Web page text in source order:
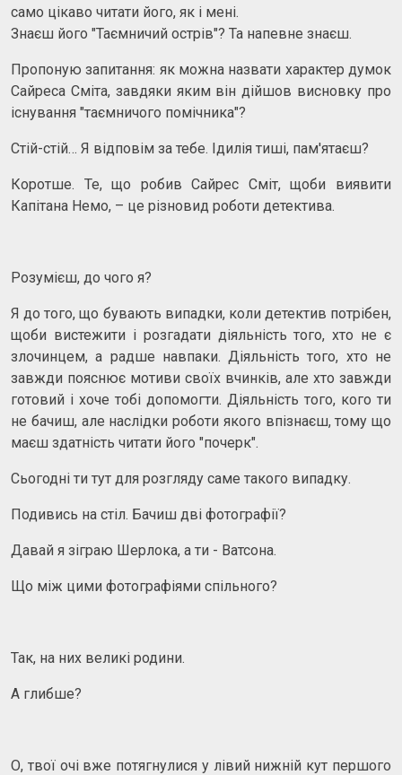
само цікаво читати його, як і мені.
Знаєш його "Таємничий острів"? Та напевне знаєш.
Пропоную запитання: як можна назвати характер думок
Сайреса Сміта, завдяки яким він дійшов висновку про
існування "таємничого помічника"?
Стій-стій… Я відповім за тебе. Ідилія тиші, пам'ятаєш?
Коротше. Те, що робив Сайрес Сміт, щоби виявити
Капітана Немо, – це різновид роботи детектива.
Розумієш, до чого я?
Я до того, що бувають випадки, коли детектив потрібен,
щоби вистежити і розгадати діяльність того, хто не є
злочинцем, а радше навпаки. Діяльність того, хто не
завжди пояснює мотиви своїх вчинків, але хто завжди
готовий і хоче тобі допомогти. Діяльність того, кого ти
не бачиш, але наслідки роботи якого впізнаєш, тому що
маєш здатність читати його "почерк".
Сьогодні ти тут для розгляду саме такого випадку.
Подивись на стіл. Бачиш дві фотографії?
Давай я зіграю Шерлока, а ти - Ватсона.
Що між цими фотографіями спільного?
Так, на них великі родини.
А глибше?
О, твої очі вже потягнулися у лівий нижній кут першого